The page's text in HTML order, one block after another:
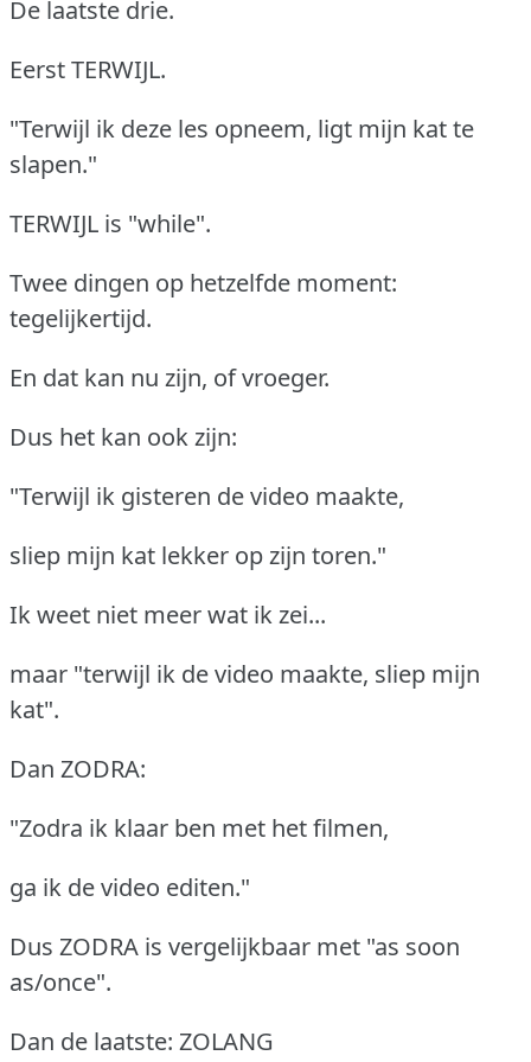
De laatste drie.
Eerst TERWIJL.
"Terwijl ik deze les opneem, ligt mijn kat te
slapen."
TERWIJL is "while".
Twee dingen op hetzelfde moment:
tegelijkertijd.
En dat kan nu zijn, of vroeger.
Dus het kan ook zijn:
"Terwijl ik gisteren de video maakte,
sliep mijn kat lekker op zijn toren."
Ik weet niet meer wat ik zei...
maar "terwijl ik de video maakte, sliep mijn
kat".
Dan ZODRA:
"Zodra ik klaar ben met het filmen,
ga ik de video editen."
Dus ZODRA is vergelijkbaar met "as soon
as/once".
Dan de laatste: ZOLANG